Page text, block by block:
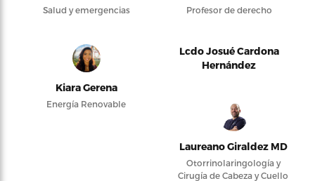
Salud y emergencias Profesor de derecho
Kiara Gerena
Energía Renovable
Lcdo Josué Cardona
Hernández
Laureano Giraldez MD
Otorrinolaringología y
Cirugía de Cabeza y Cuello